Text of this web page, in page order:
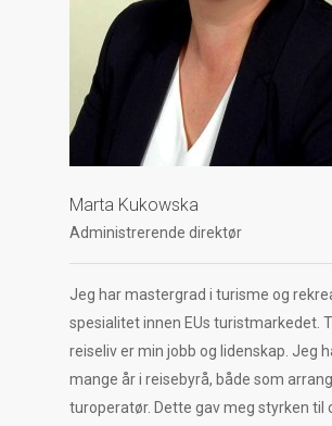
Marta Kukowska
Administrerende direktør
Jeg har mastergrad i turisme og
spesialitet innen EUs turistmarkedet.
reiseliv er min jobb og lidenskap. Jeg
mange år i reisebyrå, både som
turoperatør. Dette gav meg styrken til